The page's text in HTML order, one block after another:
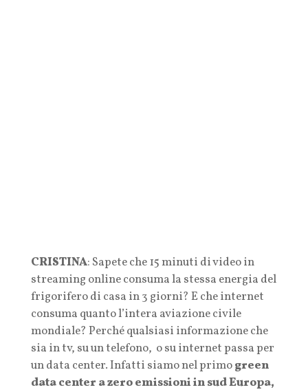
CRISTINA: Sapete che 15 minuti di video in
streaming online consuma la stessa energia del
frigorifero di casa in 3 giorni? E che internet
consuma quanto l’intera aviazione civile
mondiale? Perché qualsiasi informazione che
sia in tv, su un telefono, o su internet passa per
un data center. Infatti siamo nel primogreen
data center a zero emissioni in sud Europa,